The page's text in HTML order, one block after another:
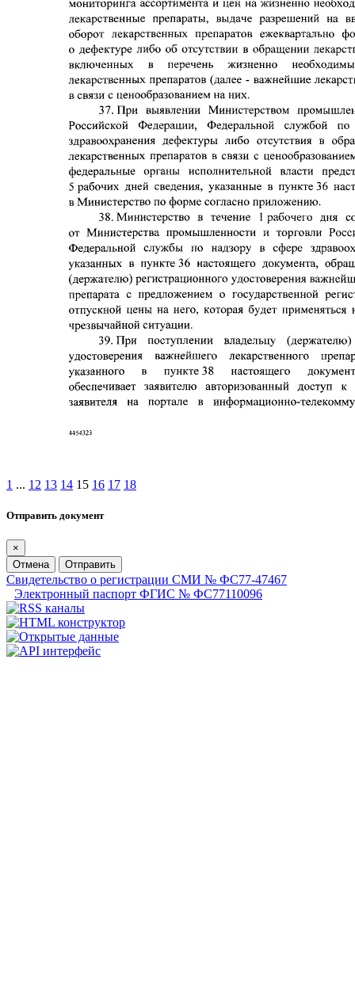
1 ... 12 13 14 15 16 17 18
Отправить документ
×
Отмена
Отправить
Свидетельство о регистрации СМИ № ФС77-47467
Электронный паспорт ФГИС № ФС77110096